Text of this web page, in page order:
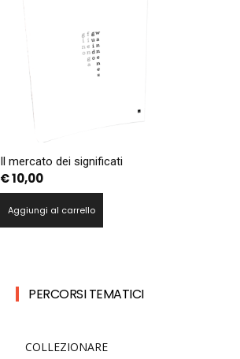
Il mercato dei significati
€10,00
Aggiungi al carrello
PERCORSI TEMATICI
COLLEZIONARE